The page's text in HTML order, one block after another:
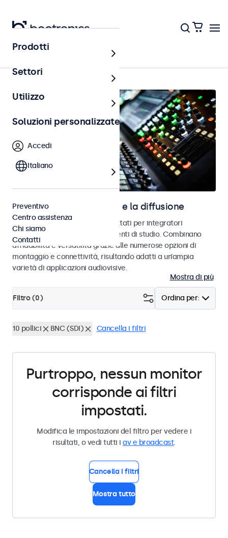
AV e broadcast
Schermi per l’audiovisivo e la diffusione
Monitor e schermi touch progettati per integratori
audiovisivi professionali e ambienti di studio. Combinano
affidabilità e versatilità grazie alle numerose opzioni di
montaggio e connettività, risultando adatti a un’ampia
varietà di applicazioni audiovisive.
Mostra di più
Ordina per:
Filtro (0)
10 pollici BNC (SDI) Cancella i filtri
Purtroppo, nessun monitor
corrisponde ai filtri
impostati.
Modifica le impostazioni del filtro per vedere i
risultati, o vedi tutti iav e broadcast.
Cancella i filtri
Mostra tutto
Prodotti
Settori
Utilizzo
Soluzioni personalizzate
Accedi
Italiano
Preventivo
Centro assistenza
Chi siamo
Contatti